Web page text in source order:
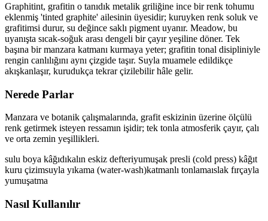
Graphitint, grafitin o tanıdık metalik griliğine ince bir renk tohumu
eklenmiş 'tinted graphite' ailesinin üyesidir; kuruyken renk soluk ve
grafitimsi durur, su değince saklı pigment uyanır. Meadow, bu
uyanışta sıcak-soğuk arası dengeli bir çayır yeşiline döner. Tek
başına bir manzara katmanı kurmaya yeter; grafitin tonal disipliniyle
rengin canlılığını aynı çizgide taşır. Suyla muamele edildikçe
akışkanlaşır, kurudukça tekrar çizilebilir hâle gelir.
Nerede Parlar
Manzara ve botanik çalışmalarında, grafit eskizinin üzerine ölçülü
renk getirmek isteyen ressamın işidir; tek tonla atmosferik çayır, çalı
ve orta zemin yeşillikleri.
sulu boya kâğıdıkalın eskiz defteriyumuşak presli (cold press) kâğıt
kuru çizimsuyla yıkama (water-wash)katmanlı tonlamaıslak fırçayla
yumuşatma
Nasıl Kullanılır